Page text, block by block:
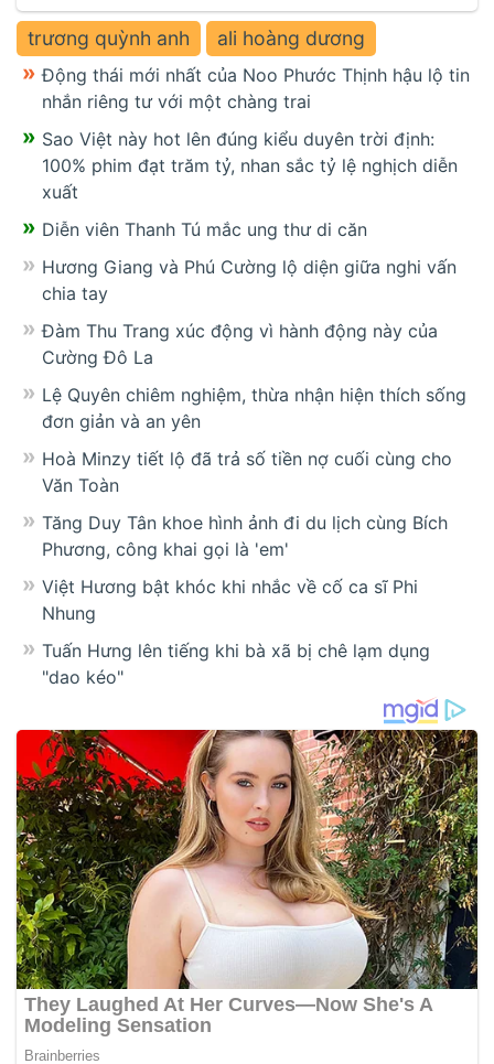
trương quỳnh anh ali hoàng dương
Động thái mới nhất của Noo Phước Thịnh hậu lộ tin
nhắn riêng tư với một chàng trai
Sao Việt này hot lên đúng kiểu duyên trời định:
100% phim đạt trăm tỷ, nhan sắc tỷ lệ nghịch diễn
xuất
Diễn viên Thanh Tú mắc ung thư di căn
Hương Giang và Phú Cường lộ diện giữa nghi vấn
chia tay
Đàm Thu Trang xúc động vì hành động này của
Cường Đô La
Lệ Quyên chiêm nghiệm, thừa nhận hiện thích sống
đơn giản và an yên
Hoà Minzy tiết lộ đã trả số tiền nợ cuối cùng cho
Văn Toàn
Tăng Duy Tân khoe hình ảnh đi du lịch cùng Bích
Phương, công khai gọi là 'em'
Việt Hương bật khóc khi nhắc về cố ca sĩ Phi
Nhung
Tuấn Hưng lên tiếng khi bà xã bị chê lạm dụng
"dao kéo"